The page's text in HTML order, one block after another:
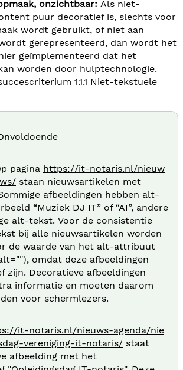
onzichtbaar: Als niet-
puur decoratief is, slechts voor
wordt gebruikt, of niet aan
gerepresenteerd, dan wordt het
geïmplementeerd dat het
worden door hulptechnologie.
1.1.1 Niet-tekstuele
pagina https://it-notaris.nl/nieuw
staan nieuwsartikelen met
afbeeldingen hebben alt-
“Muziek DJ IT” of “AI”, andere
alt-tekst. Voor de consistentie
bij alle nieuwsartikelen worden
de waarde van het alt-attribuut
omdat deze afbeeldingen
zijn. Decoratieve afbeeldingen
informatie en moeten daarom
voor schermlezers.
it-notaris.nl/nieuws-agenda/nie
vereniging-it-notaris/ staat
afbeelding met het